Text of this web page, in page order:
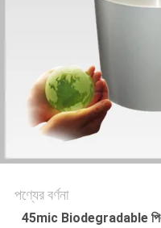
SITEMAP
গোপনীয়তা
নীতি
পণ্যের বর্ণনা
45mic Biodegradable